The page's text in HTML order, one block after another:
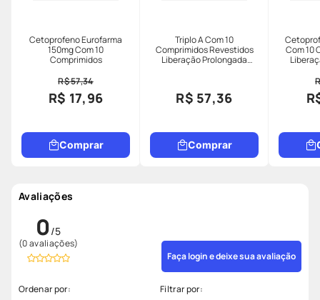
Cetoprofeno Eurofarma
150mg Com 10
Comprimidos
R$ 57,34
R$ 17,96
Comprar
Triplo A Com 10
Comprimidos Revestidos
Liberação Prolongada
R$ 57,36
Comprar
Com 10
Avaliações
0
(0 avaliações)
Faça login e deixe sua avaliação